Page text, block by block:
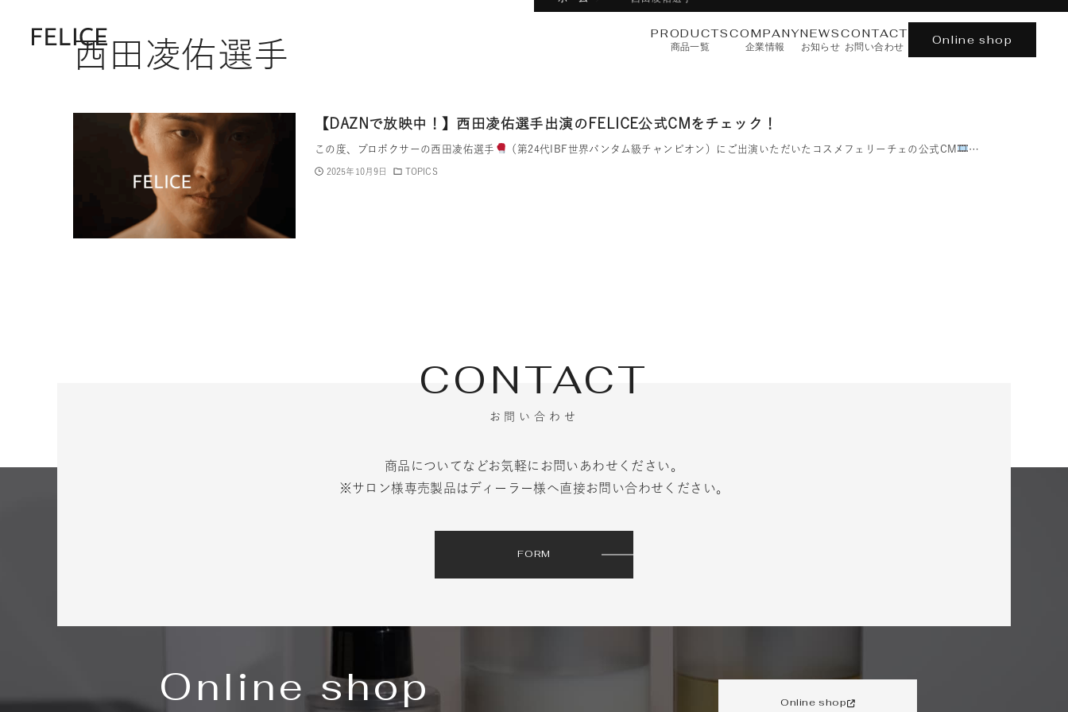
PRODUCTS
商品一覧
COMPANY
企業情報
NEWS
お知らせ
CONTACT
お問い合わせ
Online shop
西田凌佑選手
【DAZNで放映中！】西田凌佑選手出演のFELICE公式CMをチェック！
この度、プロボクサーの西田凌佑選手 （第24代IBF世界バンタム級チャンピオン）にご出演いただいたコスメフェリーチェの公式CM …
2025年10月9日 TOPICS
CONTACT
お問い合わせ
商品についてなどお気軽にお問いあわせください。
※サロン様専売製品はディーラー様へ直接お問い合わせください。
FORM
Online shop Online shop